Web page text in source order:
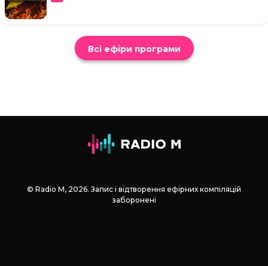
Всі ефіри програми
© Radio М, 2026. Запис і відтворення ефірних компіляцій
заборонені